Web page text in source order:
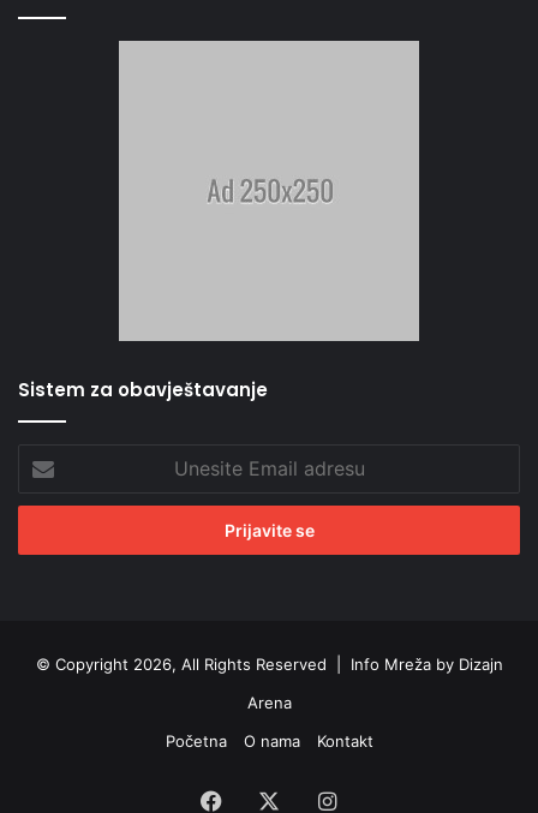
Sistem za obavještavanje
Email
adresu
© Copyright 2026, All Rights Reserved | Info Mreža by Dizajn
Arena
Početna
O nama Kontakt
Facebook Instagram